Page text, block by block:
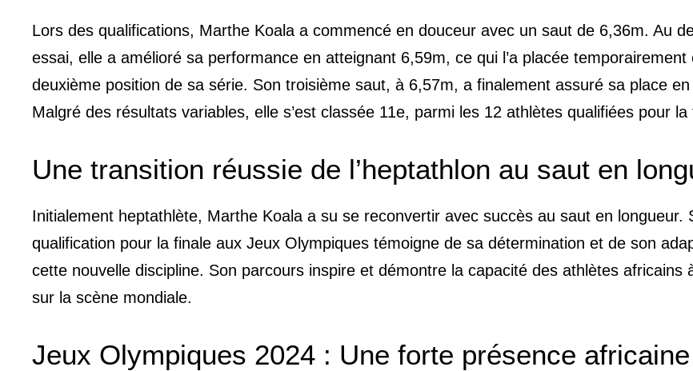
Lors des qualifications, Marthe Koala a commencé en douceur avec un saut de 6,36m. Au
essai, elle a amélioré sa performance en atteignant 6,59m, ce qui l’a placée temporairement
deuxième position de sa série. Son troisième saut, à 6,57m, a finalement assuré sa place en
Malgré des résultats variables, elle s’est classée 11e, parmi les 12 athlètes qualifiées pour la
Une transition réussie de l’heptathlon au saut en
Initialement heptathlète, Marthe Koala a su se reconvertir avec succès au saut en longueur.
qualification pour la finale aux Jeux Olympiques témoigne de sa détermination et de son
cette nouvelle discipline. Son parcours inspire et démontre la capacité des athlètes africains
sur la scène mondiale.
Jeux Olympiques 2024 : Une forte présence